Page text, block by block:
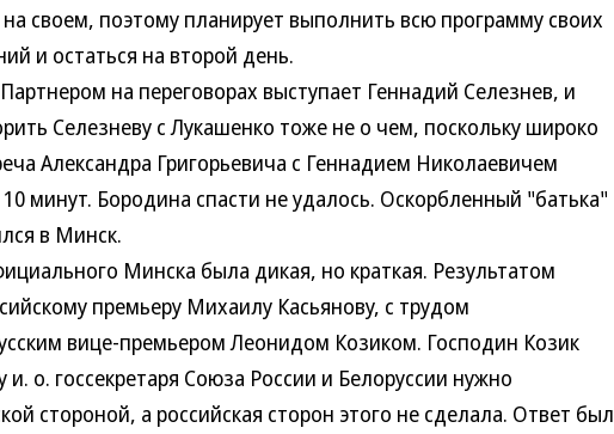
на своем, поэтому планирует выполнить всю программу своих
и остаться на второй день.
на переговорах выступает Геннадий Селезнев, и
Селезневу с Лукашенко тоже не о чем, поскольку широко
Александра Григорьевича с Геннадием Николаевичем
минут. Бородина спасти не удалось. Оскорбленный "батька"
в Минск.
Минска была дикая, но краткая. Результатом
премьеру Михаилу Касьянову, с трудом
вице-премьером Леонидом Козиком. Господин Козик
о. госсекретаря Союза России и Белоруссии нужно
стороной, а российская сторон этого не сделала. Ответ был